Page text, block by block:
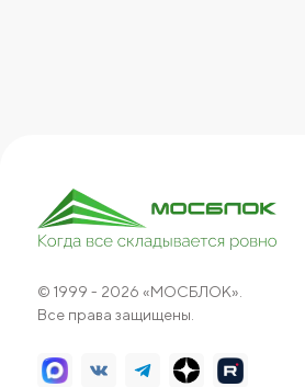
© 1999 - 2026 «МОСБЛОК».
Все права защищены.